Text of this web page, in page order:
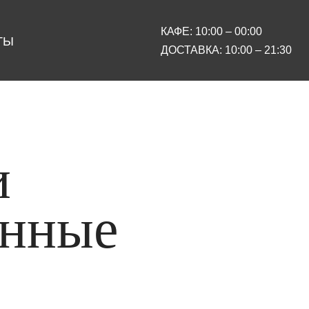
КАФЕ: 10:00 – 00:00
ДОСТАВКА: 10:00 – 21:30